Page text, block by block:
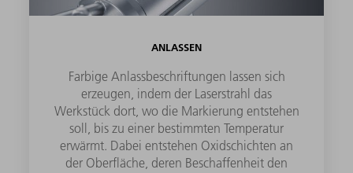
ANLASSEN
Farbige Anlassbeschriftungen lassen sich
erzeugen, indem der Laserstrahl das
Werkstück dort, wo die Markierung entstehen
soll, bis zu einer bestimmten Temperatur
erwärmt. Dabei entstehen Oxidschichten an
der Oberfläche, deren Beschaffenheit den